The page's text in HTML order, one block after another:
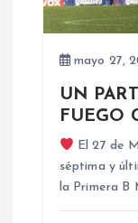
ó
mayo 27,
UN
FUEGO
El 27 de
séptima y
la Primera B